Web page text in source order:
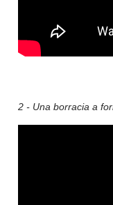
2 - Una borracia a